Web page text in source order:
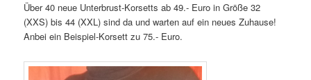
Über 40 neue Unterbrust-Korsetts ab 49.- Euro in Größe 32
(XXS) bis 44 (XXL) sind da und warten auf ein neues Zuhause!
Anbei ein Beispiel-Korsett zu 75.- Euro.